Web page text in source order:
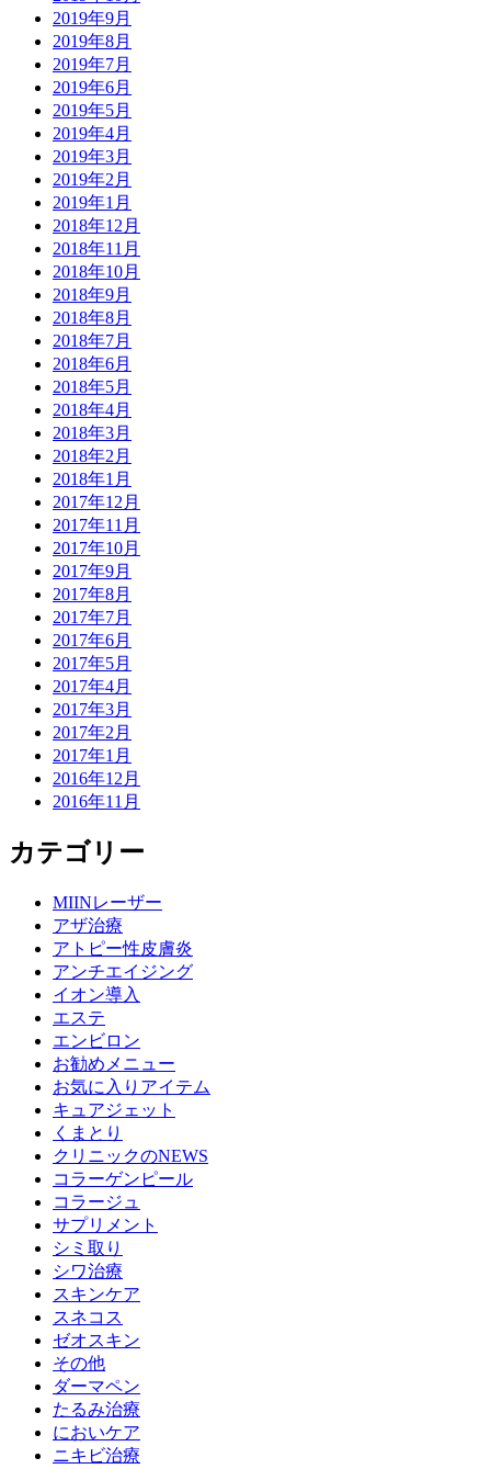
2019年9月
2019年8月
2019年7月
2019年6月
2019年5月
2019年4月
2019年3月
2019年2月
2019年1月
2018年12月
2018年11月
2018年10月
2018年9月
2018年8月
2018年7月
2018年6月
2018年5月
2018年4月
2018年3月
2018年2月
2018年1月
2017年12月
2017年11月
2017年10月
2017年9月
2017年8月
2017年7月
2017年6月
2017年5月
2017年4月
2017年3月
2017年2月
2017年1月
2016年12月
2016年11月
カテゴリー
MIINレーザー
アザ治療
アトピー性皮膚炎
アンチエイジング
イオン導入
エステ
エンビロン
お勧めメニュー
お気に入りアイテム
キュアジェット
くまとり
クリニックのNEWS
コラーゲンピール
コラージュ
サプリメント
シミ取り
シワ治療
スキンケア
スネコス
ゼオスキン
その他
ダーマペン
たるみ治療
においケア
ニキビ治療